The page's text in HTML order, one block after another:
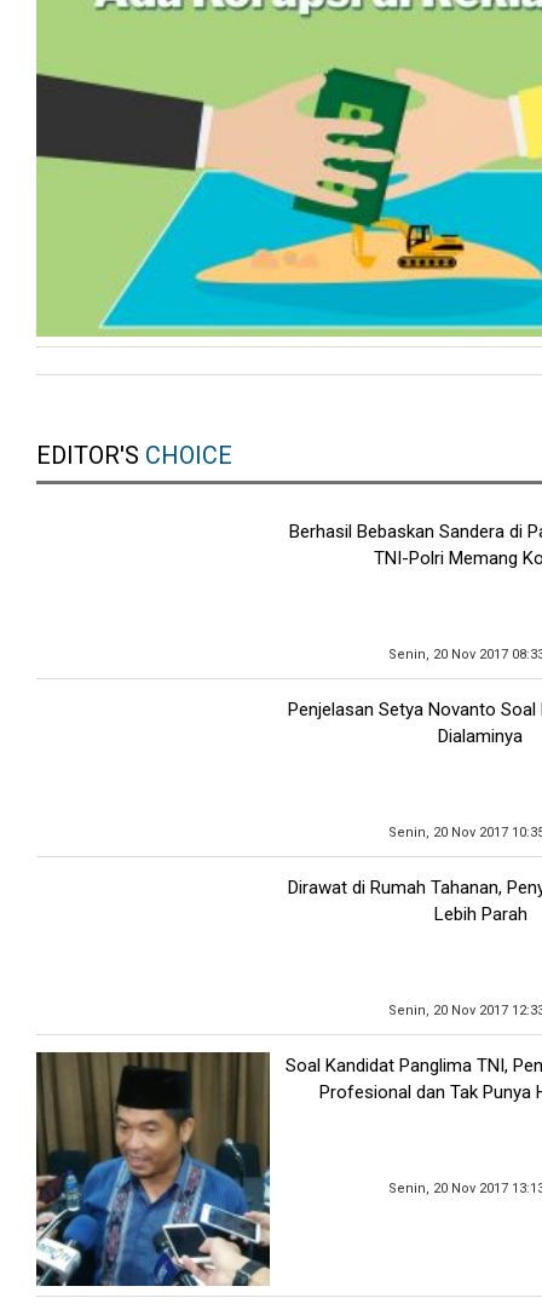
EDITOR'S CHOICE
Berhasil Bebaskan Sandera di
TNI-Polri Memang
Senin, 20 Nov 2017
Penjelasan Setya Novanto Soal
Dialaminya
Senin, 20 Nov 2017
Dirawat di Rumah Tahanan,
Lebih Parah
Senin, 20 Nov 2017
Soal Kandidat Panglima TNI,
Profesional dan Tak Punya
Senin, 20 Nov 2017